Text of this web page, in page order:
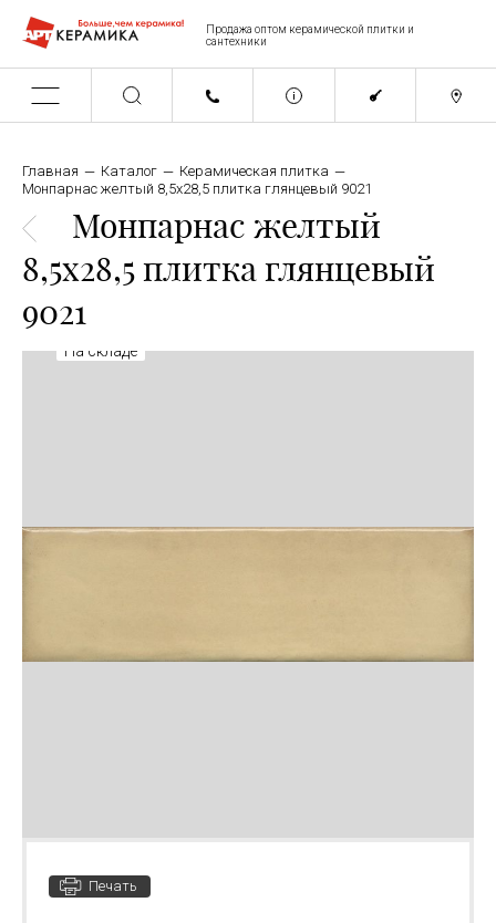
Продажа оптом керамической плитки и
сантехники
Главная Каталог
Керамическая плитка
Монпарнас желтый 8,5x28,5 плитка глянцевый 9021
Монпарнас желтый
8,5x28,5 плитка глянцевый
9021
На складе
Печать